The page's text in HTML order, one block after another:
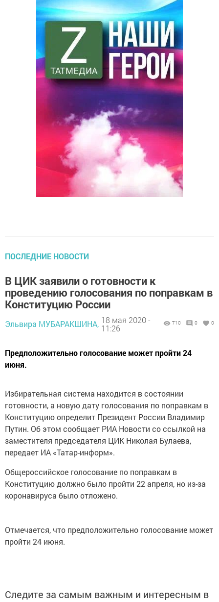
ПОСЛЕДНИЕ НОВОСТИ
В ЦИК заявили о готовности к
проведению голосования по поправкам в
Конституцию России
Эльвира МУБАРАКШИНА, 18 мая 2020 -
11:26
710 0 0
Предположительно голосование может пройти 24
июня.
Избирательная система находится в состоянии
готовности, а новую дату голосования по поправкам в
Конституцию определит Президент России Владимир
Путин. Об этом сообщает РИА Новости со ссылкой на
заместителя председателя ЦИК Николая Булаева,
передает ИА «Татар-информ».
Общероссийское голосование по поправкам в
Конституцию должно было пройти 22 апреля, но из-за
коронавируса было отложено.
Отмечается, что предположительно голосование может
пройти 24 июня.
Следите за самым важным и интересным в